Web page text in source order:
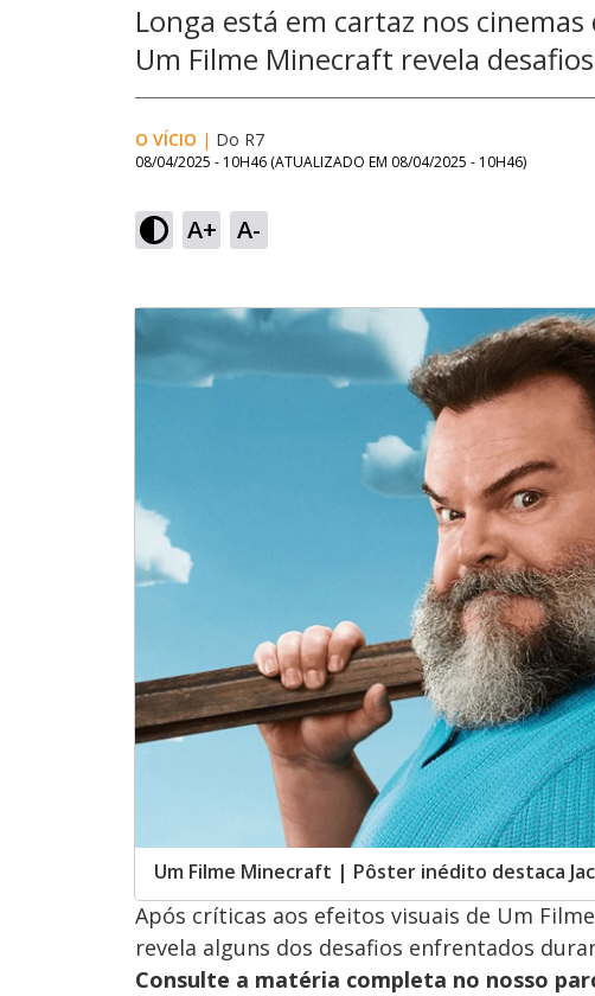
Longa está em cartaz nos
Um Filme Minecraft revela
O VÍCIO | Do R7
08/04/2025 - 10H46 (ATUALIZADO EM 08/04/2025 - 10H46)
A+ A-
Um Filme Minecraft | Pôster inédito destaca
Após críticas aos efeitos visuais de Um
revela alguns dos desafios enfrentados
Consulte a matéria completa no nosso